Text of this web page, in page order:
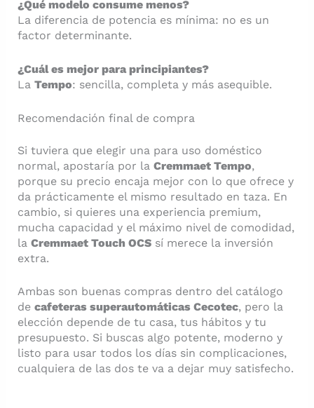
¿Qué modelo consume menos?
La diferencia de potencia es mínima: no es un
factor determinante.
¿Cuál es mejor para principiantes?
La Tempo: sencilla, completa y más asequible.
Recomendación final de compra
Si tuviera que elegir una para uso doméstico
normal, apostaría por la Cremmaet Tempo,
porque su precio encaja mejor con lo que ofrece y
da prácticamente el mismo resultado en taza. En
cambio, si quieres una experiencia premium,
mucha capacidad y el máximo nivel de comodidad,
la Cremmaet Touch OCSsí merece la inversión
extra.
Ambas son buenas compras dentro del catálogo
de cafeteras superautomáticas Cecotec, pero la
elección depende de tu casa, tus hábitos y tu
presupuesto. Si buscas algo potente, moderno y
listo para usar todos los días sin complicaciones,
cualquiera de las dos te va a dejar muy satisfecho.